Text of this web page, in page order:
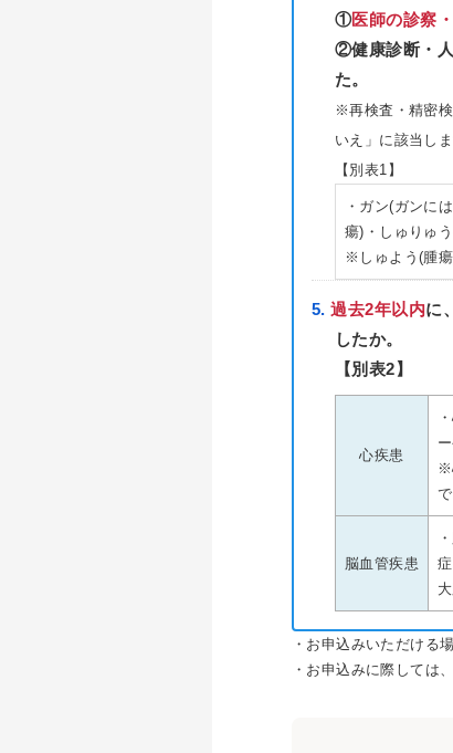
①医師の診察
②健康診断・人
た。
※再検査・精密
いえ」に該当しま
【別表1】
・ガン(ガンに
瘍)・しゅりゅ
※しゅよう(腫
過去2年以内に
したか。
【別表2】
心疾患
※
脳血管疾患
・お申込みいただける
・お申込みに際しては